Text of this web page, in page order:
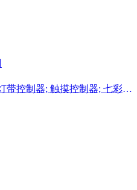
主营：LED控制器; 低压灯带控制器; 触摸控制器; 七彩RGB控制器; 灯条连接器